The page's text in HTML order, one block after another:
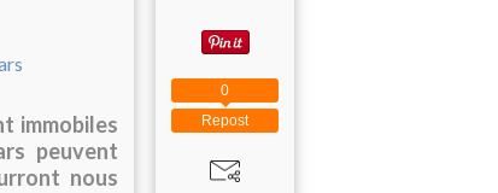
immobiles
peuvent
nous
Repost
0